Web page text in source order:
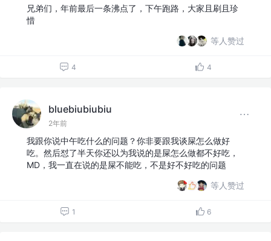
兄弟们，年前最后一条沸点了，下午跑路，大家且刷且珍
惜
等人赞过
4 4
bluebiubiubiu
2年前
我跟你说中午吃什么的问题？你非要跟我谈屎怎么做好
吃。然后怼了半天你还以为我说的是屎怎么做都不好吃，
MD，我一直在说的是屎不能吃，不是好不好吃的问题
等人赞过
1 6